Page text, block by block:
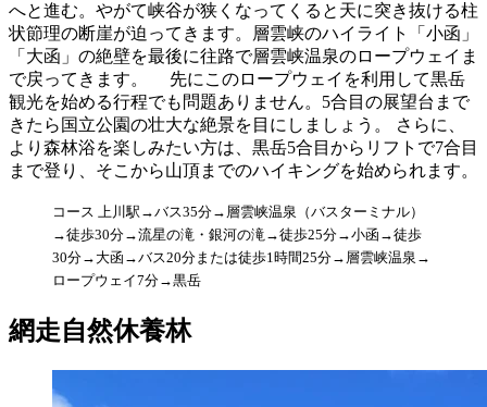
へと進む。やがて峡谷が狭くなってくると天に突き抜ける柱
状節理の断崖が迫ってきます。層雲峡のハイライト「小函」
「大函」の絶壁を最後に往路で層雲峡温泉のロープウェイま
で戻ってきます。 先にこのロープウェイを利用して黒岳
観光を始める行程でも問題ありません。5合目の展望台まで
きたら国立公園の壮大な絶景を目にしましょう。 さらに、
より森林浴を楽しみたい方は、黒岳5合目からリフトで7合目
まで登り、そこから山頂までのハイキングを始められます。
コース 上川駅→バス35分→層雲峡温泉（バスターミナル）
→徒歩30分→流星の滝・銀河の滝→徒歩25分→小函→徒歩
30分→大函→バス20分または徒歩1時間25分→層雲峡温泉→
ロープウェイ7分→黒岳
網走自然休養林